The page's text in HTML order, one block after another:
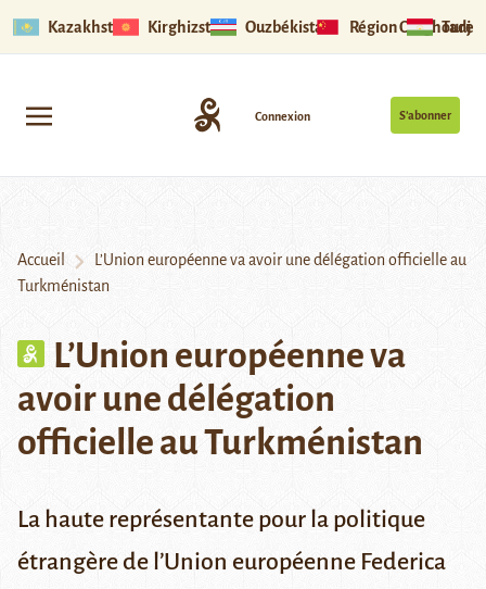
Kazakhstan Kirghizstan Ouzbékistan Région Ouïghoure
S’abonner
Connexion
Accueil
L’Union européenne va avoir une délégation officielle au
Turkménistan
L’Union européenne va
avoir une délégation
officielle au Turkménistan
La haute représentante pour la politique
étrangère de l’Union européenne Federica